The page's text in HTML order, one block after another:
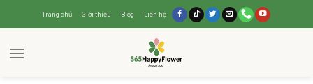
Trang chủ Giới thiệu Blog Liên hệ